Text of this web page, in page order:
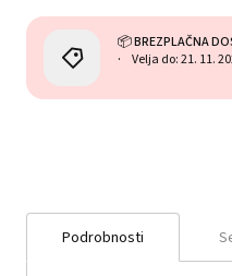
📦 BREZPLAČNA
Velja do: 21. 11.
Podrobnosti